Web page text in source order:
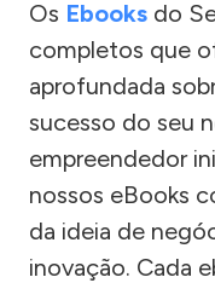
Os Ebooks do
completos que
aprofundada
sucesso do seu
empreendedor
nossos eBooks
da ideia de
inovação. Cada